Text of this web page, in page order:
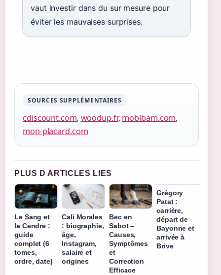
vaut investir dans du sur mesure pour
éviter les mauvaises surprises.
SOURCES SUPPLÉMENTAIRES
cdiscount.com, woodup.fr, mobibam.com,
mon-placard.com
PLUS D ARTICLES LIES
Le Sang et
la Cendre :
guide
complet (6
tomes,
ordre, date)
Cali Morales
: biographie,
âge,
Instagram,
salaire et
origines
Bec en
Sabot –
Causes,
Symptômes
et
Correction
Efficace
Grégory
Patat :
carrière,
départ de
Bayonne et
arrivée à
Brive